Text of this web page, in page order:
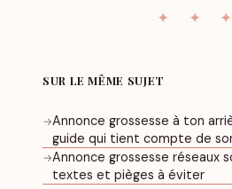
SUR LE MÊME SUJET
→Annonce grossesse à ton
guide qui tient compte de
→Annonce grossesse réseaux
textes et pièges à éviter